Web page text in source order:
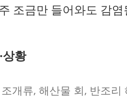
조금만 들어와도 감
황
개류, 해산물 회, 반조리